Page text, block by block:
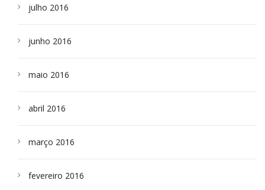
julho 2016
junho 2016
maio 2016
abril 2016
março 2016
fevereiro 2016